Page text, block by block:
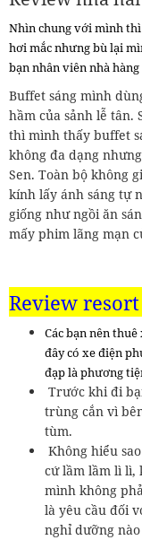
Nhìn chung với mình
hơi mắc nhưng bù lại
bạn nhân viên nhà
Buffet sáng mình
hầm của sảnh lễ tân.
thì mình thấy buffet
không đa dạng
Sen. Toàn bộ không
kính lấy ánh sáng tự
giống như ngồi ăn
mấy phim lãng mạn
Review resort
Các bạn nên
đây có xe điện
đạp là phương
Trước khi đi
trùng cắn vì
tùm.
Không hiểu
cứ lầm lầm lì lì,
mình không
là yêu cầu đối
nghỉ dưỡng